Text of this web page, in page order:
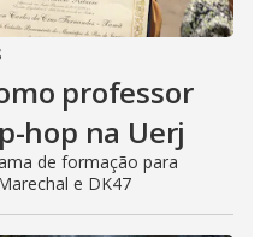
professor
hop na Uerj
de formação para
e DK47